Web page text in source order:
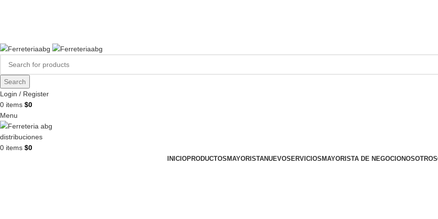
Search
Login / Register
0 items $0
Menu
0 items $0
INICIOPRODUCTOS MAYORISTANUEVOSERVICIOS MAYORISTA DE NEGOCIONOSOTROS